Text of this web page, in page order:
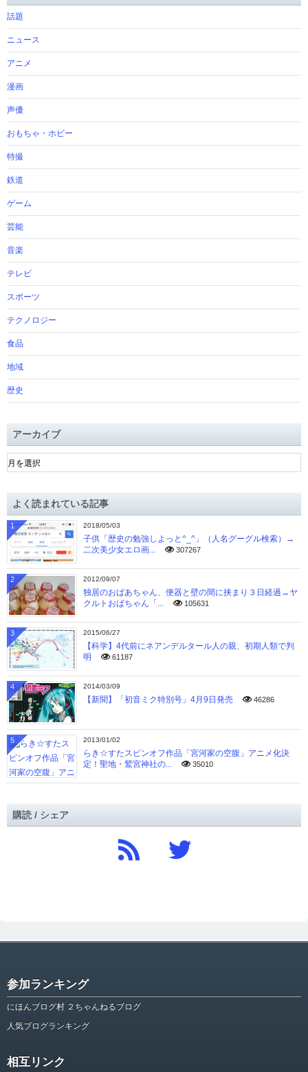
話題
ニュース
アニメ
漫画
声優
おもちゃ・ホビー
特撮
鉄道
ゲーム
芸能
音楽
テレビ
スポーツ
テクノロジー
食品
地域
歴史
アーカイブ
ア
ー
ブよく読まれている記事
2018/05/03
子供「歴史の勉強しよっと^_^」（人名グーグル検索）→
二次美少女エロ画...
307267
1
2012/09/07
独居のおばあちゃん、便器と壁の間に挟まり３日経過→ヤ
クルトおばちゃん「...
105631
2
2015/06/27
【科学】4代前にネアンデルタール人の親、初期人類で判
明
61187
3
2014/03/09
【新聞】「初音ミク特別号」4月9日発売 46286
4
2013/01/02
らき☆すたスピンオフ作品「宮河家の空腹」アニメ化決
定！聖地・鷲宮神社の...
35010
5
購読 / シェア
参加ランキング
にほんブログ村 ２ちゃんねるブログ
人気ブログランキング
相互リンク